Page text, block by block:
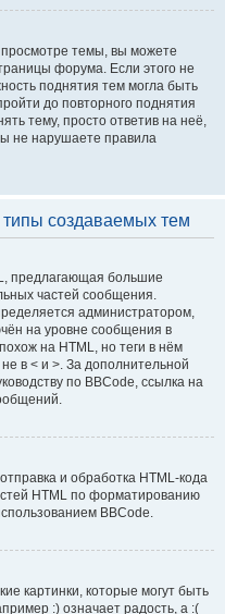
темы, вы можете
форума. Если этого не
поднятия тем могла быть
до повторного поднятия
тему, просто ответив на неё,
не нарушаете правила
создаваемых тем
предлагающая большие
частей сообщения.
администратором,
на уровне сообщения в
на HTML, но теги в нём
в < и >. За дополнительной
по BBCode, ссылка на
и обработка HTML-кода
HTML по форматированию
BBCode.
картинки, которые могут быть
:) означает радость, а :(